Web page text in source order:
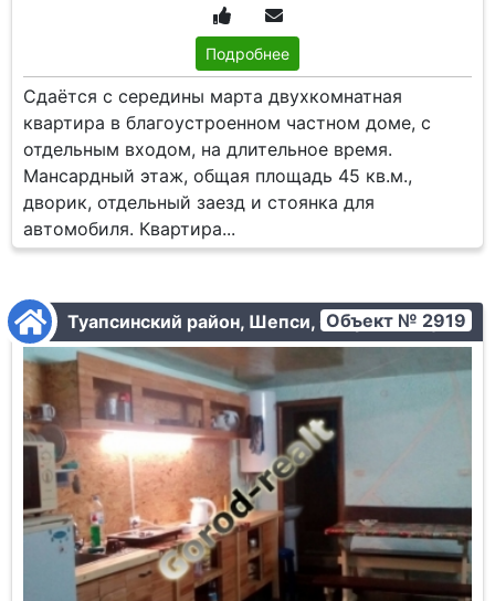
Подробнее
Сдаётся с середины марта двухкомнатная
квартира в благоустроенном частном доме, с
отдельным входом, на длительное время.
Мансардный этаж, общая площадь 45 кв.м.,
дворик, отдельный заезд и стоянка для
автомобиля. Квартира...
Туапсинский район, Шепси, Спортивная ул.
Объект № 2919